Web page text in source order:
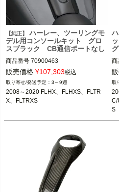
【純正】
ハーレー、ツーリングモ
デル用コンソールキット グロ
スブラック CB通信ポートなし
商品番号 70900463
2008～2020 FLHX、FLHXS、FLTR
Harley Davidson（ハーレー ダビッド
販売価格 ¥107,303税込
3～9週
2008～2020 FLHX、FLHXS、FLTR
X、FLTRXS
商
M
C/
S